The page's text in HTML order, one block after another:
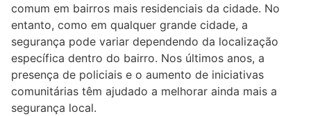
comum em bairros mais residenciais da cidade. No
entanto, como em qualquer grande cidade, a
segurança pode variar dependendo da localização
específica dentro do bairro. Nos últimos anos, a
presença de policiais e o aumento de iniciativas
comunitárias têm ajudado a melhorar ainda mais a
segurança local.